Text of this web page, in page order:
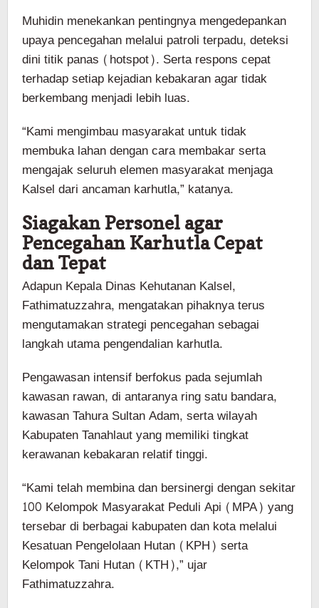
Muhidin menekankan pentingnya mengedepankan
upaya pencegahan melalui patroli terpadu, deteksi
dini titik panas (hotspot). Serta respons cepat
terhadap setiap kejadian kebakaran agar tidak
berkembang menjadi lebih luas.
“Kami mengimbau masyarakat untuk tidak
membuka lahan dengan cara membakar serta
mengajak seluruh elemen masyarakat menjaga
Kalsel dari ancaman karhutla,” katanya.
Siagakan Personel agar
Pencegahan Karhutla Cepat
dan Tepat
Adapun Kepala Dinas Kehutanan Kalsel,
Fathimatuzzahra, mengatakan pihaknya terus
mengutamakan strategi pencegahan sebagai
langkah utama pengendalian karhutla.
Pengawasan intensif berfokus pada sejumlah
kawasan rawan, di antaranya ring satu bandara,
kawasan Tahura Sultan Adam, serta wilayah
Kabupaten Tanahlaut yang memiliki tingkat
kerawanan kebakaran relatif tinggi.
“Kami telah membina dan bersinergi dengan sekitar
100 Kelompok Masyarakat Peduli Api (MPA) yang
tersebar di berbagai kabupaten dan kota melalui
Kesatuan Pengelolaan Hutan (KPH) serta
Kelompok Tani Hutan (KTH),” ujar
Fathimatuzzahra.